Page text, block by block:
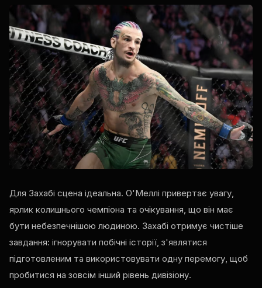
Для Захабі сцена ідеальна. О'Меллі привертає увагу,
ярлик колишнього чемпіона та очікування, що він має
бути небезпечнішою людиною. Захабі отримує чистіше
завдання: ігнорувати побічні історії, з'являтися
підготовленим та використовувати одну перемогу, щоб
пробитися на зовсім інший рівень дивізіону.